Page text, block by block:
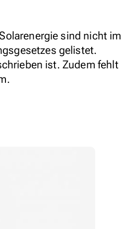
sind nicht im
gelistet.
ist. Zudem fehlt